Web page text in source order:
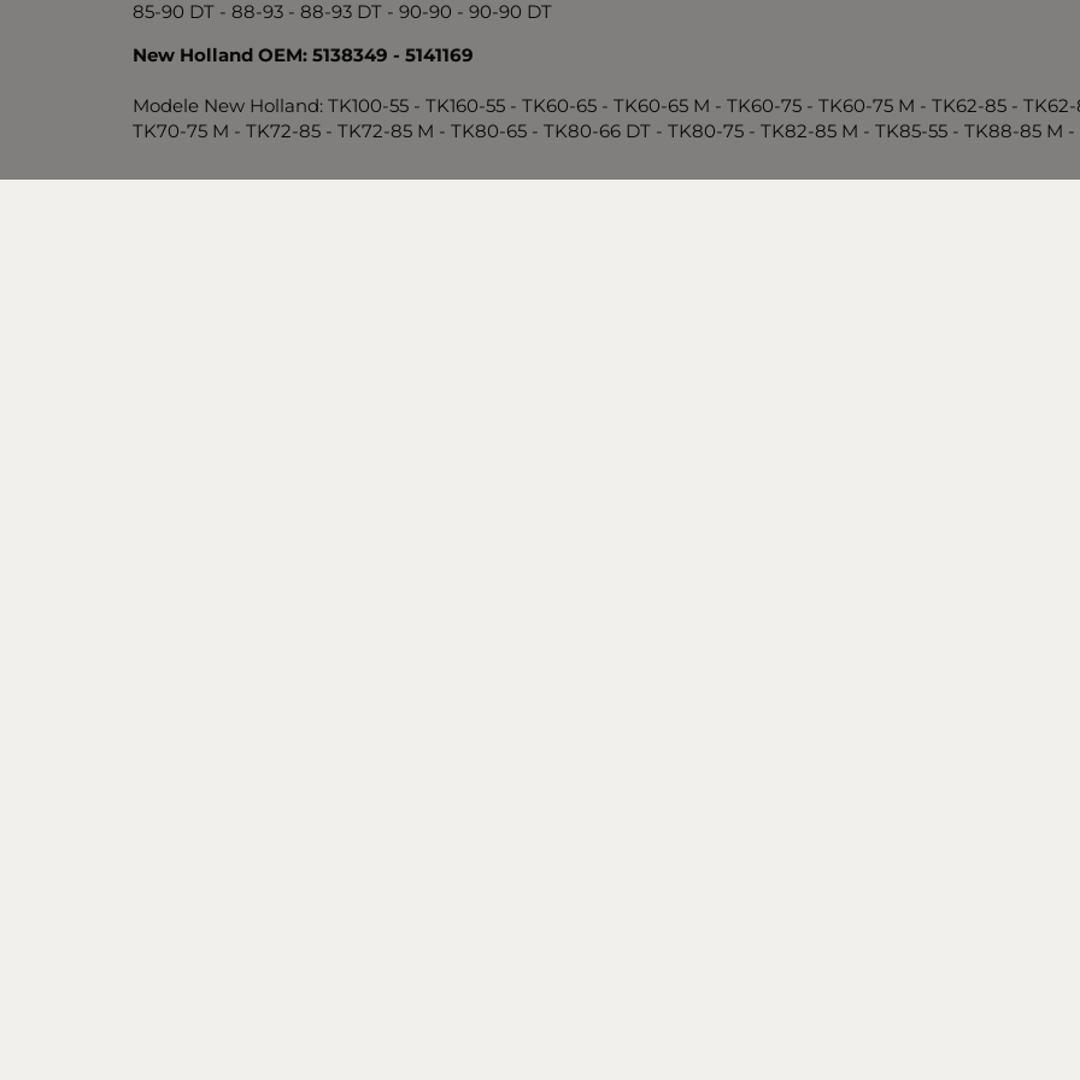
85-90 DT - 88-93 - 88-93 DT - 90-90 - 90-90 DT
New Holland OEM: 5138349 - 5141169
Modele New Holland: TK100-55 - TK160-55 - TK60-65 - TK60-65 M - TK60-75 - TK60-75 M - TK62-85 -
TK70-75 M - TK72-85 - TK72-85 M - TK80-65 - TK80-66 DT - TK80-75 - TK82-85 M - TK85-55 - TK88-85 M -